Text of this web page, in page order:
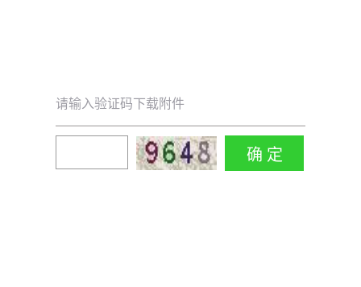
请输入验证码下载附件